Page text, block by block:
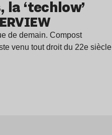
‘techlow’
de demain. Compost
venu tout droit du 22e siècle